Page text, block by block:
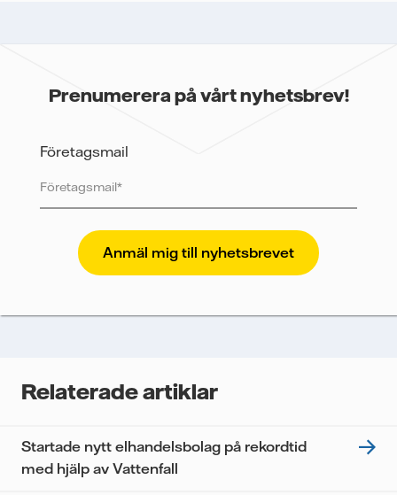
Prenumerera på vårt nyhetsbrev!
Företagsmail
Vattenfall skyddar och respekterar din integritet. För
att Vattenfalls storföretagsförsäljning ska kunna
skicka nyhetsbrevet till dig, behöver vi dina uppgifter.
analysera deras prestanda, inklusive
tredje part, och du kan när som helst återkalla ditt
personuppgifter.
Relaterade artiklar
Startade nytt elhandelsbolag på rekordtid
med hjälp av Vattenfall